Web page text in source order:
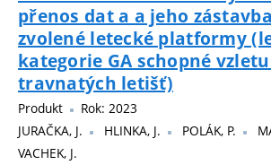
přenos dat a a jeho
zvolené letecké platformy
kategorie GA schopné
travnatých letišť)
Produkt
Rok: 2023
JURAČKA, J.
HLINKA, J. POLÁK, P.
VACHEK, J.